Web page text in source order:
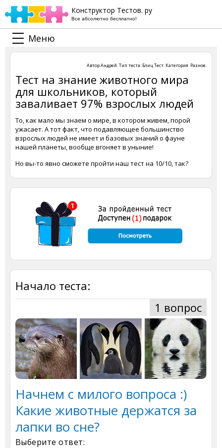
Конструктор Тестов. ру
Все абсолютно бесплатно!
Меню
АвторАндрей. Тип теста: Блиц Тест. Категория: Разное.
Тест на знание животного мира
для школьников, который
заваливает 97% взрослых людей
То, как мало мы знаем о мире, в котором живем, порой
ужасает. А тот факт, что подавляющее большинство
взрослых людей не имеет и базовых знаний о фауне
нашей планеты, вообще вгоняет в уныние!
Но вы-то явно сможете пройти наш тест на 10/10, так?
Начало теста:
1 вопрос
Начнем с милого вопроса :)
Какие животные держатся за
лапки во сне?
Выберите ответ: